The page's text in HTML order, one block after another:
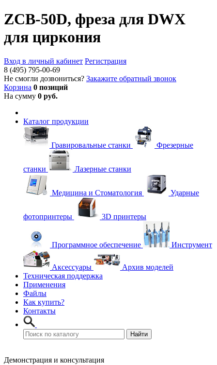
ZCB-50D, фреза для DWX
для циркония
Вход в личный кабинет Регистрация
8 (495) 795-00-69
Не смогли дозвониться? Закажите обратный звонок
Корзина 0 позиций
На сумму 0 руб.
Каталог продукции
Гравировальные станки Фрезерные
станки Лазерные станки
Медицина и Стоматология Ударные
фотопринтеры 3D принтеры
Программное обеспечение Инструмент
Аксессуары
Архив моделей
Техническая поддержка
Применения
Файлы
Как купить?
Контакты
Демонстрация и консультация